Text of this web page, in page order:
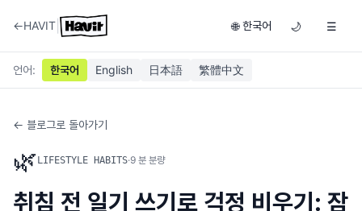
←HAVIT 🌐 한국어 🌙 ☰
언어: 한국어 English 日本語 繁體中文
← 블로그로 돌아가기
🌿 LIFESTYLE HABITS·9 분 분량
취침 전 일기 쓰기로 걱정 비우기: 잠